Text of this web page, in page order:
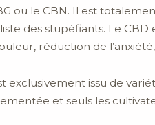
ou le CBN. Il est
des stupéfiants. Le
réduction de
exclusivement issu de
et seuls les